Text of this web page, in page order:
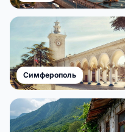
Симферополь